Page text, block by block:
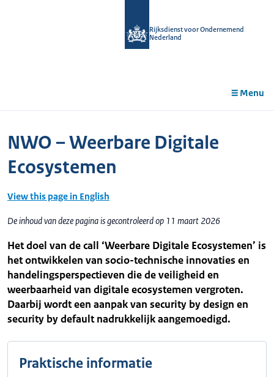
Rijksdienst voor Ondernemend
Nederland
Menu
NWO – Weerbare Digitale
Ecosystemen
View this page in English
De inhoud van deze pagina is gecontroleerd op 11 maart 2026
Het doel van de call ‘Weerbare Digitale Ecosystemen’ is
het ontwikkelen van socio-technische innovaties en
handelingsperspectieven die de veiligheid en
weerbaarheid van digitale ecosystemen vergroten.
Daarbij wordt een aanpak van security by design en
security by default nadrukkelijk aangemoedigd.
Praktische informatie